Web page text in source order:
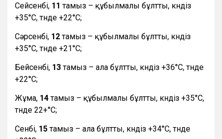
Сейсенбі, 11тамыз – құбылмалы бұлтты, күндіз
+35°С, түнде +22°С;
Сәрсенбі, 12тамыз – құбылмалы бұлтты, күндіз
+35°С, түнде +21°С;
Бейсенбі, 13тамыз – ала бұлтты, күндіз +36°С, түнде
+22°С;
Жұма, 14тамыз – құбылмалы бұлтты, күндіз +35°С,
түнде 22+°С;
Сенбі, 15тамыз – ала бұлтты, күндіз +34°С, түнде